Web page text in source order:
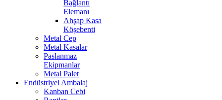
Bağlantı
Elemanı
Ahşap Kasa
Köşebenti
Metal Cep
Metal Kasalar
Paslanmaz
Ekipmanlar
Metal Palet
Endüstriyel Ambalaj
Kanban Cebi